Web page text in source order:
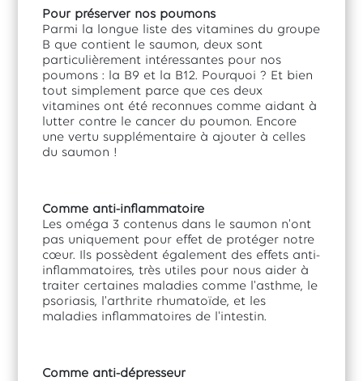
Pour préserver nos poumons
Parmi la longue liste des vitamines du groupe
B que contient le saumon, deux sont
particulièrement intéressantes pour nos
poumons : la B9 et la B12. Pourquoi ? Et bien
tout simplement parce que ces deux
vitamines ont été reconnues comme aidant à
lutter contre le cancer du poumon. Encore
une vertu supplémentaire à ajouter à celles
du saumon !
Comme anti-inflammatoire
Les oméga 3 contenus dans le saumon n'ont
pas uniquement pour effet de protéger notre
cœur. Ils possèdent également des effets anti-
inflammatoires, très utiles pour nous aider à
traiter certaines maladies comme l'asthme, le
psoriasis, l'arthrite rhumatoïde, et les
maladies inflammatoires de l'intestin.
Comme anti-dépresseur